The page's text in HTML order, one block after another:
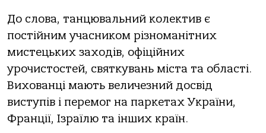
До слова, танцювальний колектив є
постійним учасником різноманітних
мистецьких заходів, офіційних
урочистостей, святкувань міста та області.
Вихованці мають величезний досвід
виступів і перемог на паркетах України,
Франції, Ізраїлю та інших країн.